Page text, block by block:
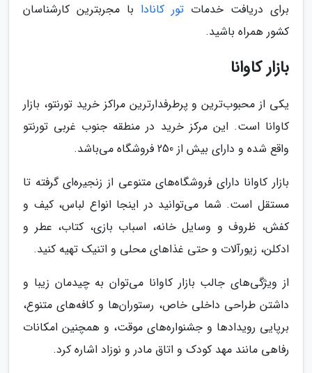
برای دریافت خدمات تور کانادا با مجربترین کارشناسان
کشور همراه باشید.
بازار کاوانا
یکی از محبوب‌ترین و پرطرفدارترین مراکز خرید تورنتو، بازار
کاوانا است. این مرکز خرید در منطقه جنوب غربی تورنتو
واقع شده و دارای بیش از 250 فروشگاه می‌باشد.
بازار کاوانا دارای فروشگاه‌های متنوعی از زنجیره‌ای گرفته تا
مستقل است. شما می‌توانید در اینجا انواع لباس، کیف و
کفش، ظروف و وسایل خانه، اسباب بازی، کتاب، عطر و
ادکلن، زیورآلات و حتی غذاهای محلی و اتنیک تهیه کنید.
از ویژگی‌های جالب بازار کاوانا می‌توان به چیدمان زیبا و
داشتن طراحی داخلی خاص، رستوران‌ها و کافه‌های متنوع،
برپایی رویدادها و جشنواره‌های موقت، و همچنین امکانات
رفاهی مانند مهد کودک و اتاق مادر و نوزاد اشاره کرد.